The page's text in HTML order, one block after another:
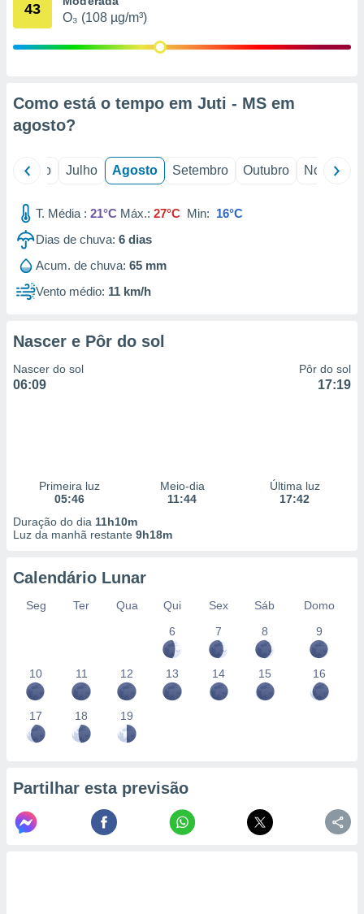
de
1199
43
O₃ (108 µg/m³)
Como está o tempo em Juti - MS em
agosto?
Junho Julho Agosto Setembro Outubro Novembro
T. Média : 21°C Máx.: 27°C Min: 16°C
Dias de chuva: 6 dias
Acum. de chuva: 65 mm
Vento médio: 11 km/h
Nascer e Pôr do sol
Nascer do sol
06:09
Pôr do sol
17:19
Primeira luz
05:46
Meio-dia
11:44
Última luz
17:42
Duração do dia 11h10m
Luz da manhã restante 9h18m
Calendário Lunar
Seg Ter Qua Qui Sex Sáb
Domo
6
7 8 9
10 11 12 13 14 15 16
17 18 19
Partilhar esta previsão